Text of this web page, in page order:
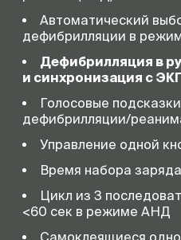
Автоматический
дефибрилляции в
Дефибрилляция в
и синхронизация с ЭКГ
Голосовые
дефибрилляции/
Управление одной
Время набора
Цикл из 3
<60 сек в режиме АНД
Самоклеящиеся